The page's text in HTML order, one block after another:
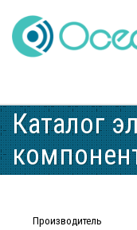
Каталог
Производитель